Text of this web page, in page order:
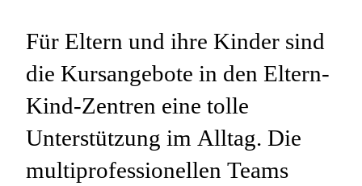
Für Eltern und ihre Kinder sind
die Kursangebote in den Eltern-
Kind-Zentren eine tolle
Unterstützung im Alltag. Die
multiprofessionellen Teams